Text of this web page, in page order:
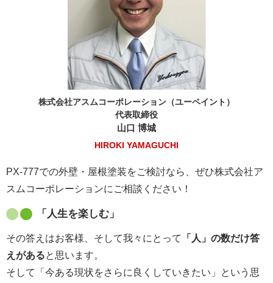
株式会社アスムコーポレーション（ユーペイント）
代表取締役
山口 博城
HIROKI YAMAGUCHI
PX-777での外壁・屋根塗装をご検討なら、ぜひ株式会社ア
スムコーポレーションにご相談ください！
「人生を楽しむ」
その答えはお客様、そして我々にとって
「人」の数だけ答
えがあると思います。
そして「今ある現状をさらに良くしていきたい」という思